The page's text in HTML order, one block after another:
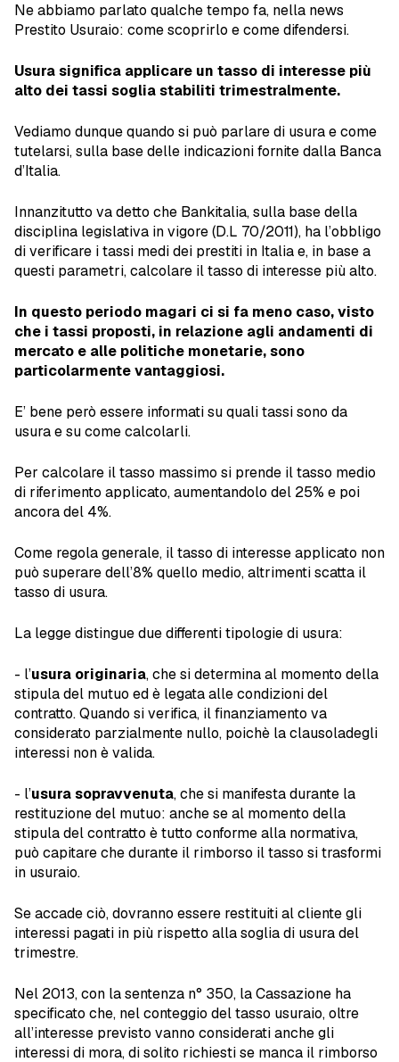
Ne abbiamo parlato qualche tempo fa, nella news
Prestito Usuraio: come scoprirlo e come difendersi.
Usura significa applicare un tasso di interesse più
alto dei tassi soglia stabiliti trimestralmente.
Vediamo dunque quando si può parlare di usura e come
tutelarsi, sulla base delle indicazioni fornite dalla Banca
d’Italia.
Innanzitutto va detto che Bankitalia, sulla base della
disciplina legislativa in vigore (D.L 70/2011), ha l’obbligo
di verificare i tassi medi dei prestiti in Italia e, in base a
questi parametri, calcolare il tasso di interesse più alto.
In questo periodo magari ci si fa meno caso, visto
che i tassi proposti, in relazione agli andamenti di
mercato e alle politiche monetarie, sono
particolarmente vantaggiosi.
E’ bene però essere informati su quali tassi sono da
usura e su come calcolarli.
Per calcolare il tasso massimo si prende il tasso medio
di riferimento applicato, aumentandolo del 25% e poi
ancora del 4%.
Come regola generale, il tasso di interesse applicato non
può superare dell’8% quello medio, altrimenti scatta il
tasso di usura.
La legge distingue due differenti tipologie di usura:
- l’usura originaria, che si determina al momento della
stipula del mutuo ed è legata alle condizioni del
contratto. Quando si verifica, il finanziamento va
considerato parzialmente nullo, poichè la clausoladegli
interessi non è valida.
- l’usura sopravvenuta, che si manifesta durante la
restituzione del mutuo: anche se al momento della
stipula del contratto è tutto conforme alla normativa,
può capitare che durante il rimborso il tasso si trasformi
in usuraio.
Se accade ciò, dovranno essere restituiti al cliente gli
interessi pagati in più rispetto alla soglia di usura del
trimestre.
Nel 2013, con la sentenza n° 350, la Cassazione ha
specificato che, nel conteggio del tasso usuraio, oltre
all’interesse previsto vanno considerati anche gli
interessi di mora, di solito richiesti se manca il rimborso